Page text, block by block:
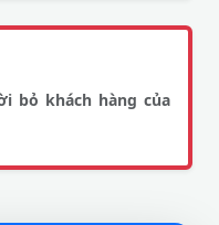
bỏ khách hàng của